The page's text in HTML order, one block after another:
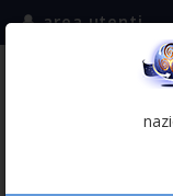
area utenti